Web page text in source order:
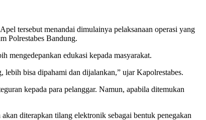
tersebut menandai dimulainya pelaksanaan operasi yang
Polrestabes Bandung.
mengedepankan edukasi kepada masyarakat.
lebih bisa dipahami dan dijalankan,” ujar Kapolrestabes.
kepada para pelanggar. Namun, apabila ditemukan
diterapkan tilang elektronik sebagai bentuk penegakan